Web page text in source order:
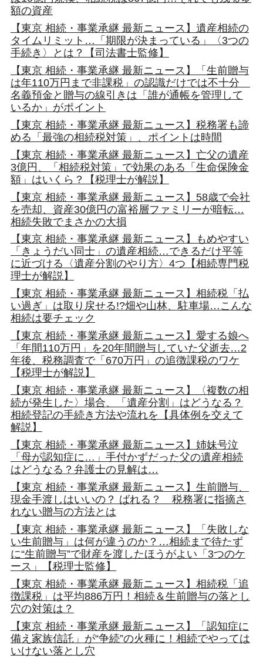
額の資産
【東京 相続・事業承継 最新ニュース】遺産相続の
タイムリミット…「期限が決まっている」〈3つの
手続き〉とは？【司法書士監修】
【東京 相続・事業承継 最新ニュース】「生前贈与
は年110万円まで非課税」の認識だけでは不十分
名義預金と贈与の線引きは「誰が通帳を管理して
いるか」がポイント
【東京 相続・事業承継 最新ニュース】税務署も諦
める「最強の相続税対策」、ポイントは時間
【東京 相続・事業承継 最新ニュース】亡父の遺産
3億円、「相続税対策」で効果のある「生命保険金
額」はいくら？【税理士が解説】
【東京 相続・事業承継 最新ニュース】58歳で会社
を売却、資産30億円の富裕層ファミリーが暗転…
相続失敗でまさかの大損
【東京 相続・事業承継 最新ニュース】もめやすい
「きょうだい同士」の遺産相続…できるだけ平等
に近づける〈遺産分割のやり方〉4つ【相続専門税
理士が解説】
【東京 相続・事業承継 最新ニュース】相続税「払
い過ぎ」は取り戻せる!?畑や山林、駐車場…こんな
相続は要チェック
【東京 相続・事業承継 最新ニュース】愛する娘へ
「年間110万円」を20年間贈与していた父逝去…2
年後、税務調査で「670万円」の追徴課税のワケ
【税理士が解説】
【東京 相続・事業承継 最新ニュース】〈複数の相
続が発生した〉場合、「遺産分割」はどうなる？
相続登記の手続き方法や流れを【具体例を交えて
解説】
【東京 相続・事業承継 最新ニュース】姉妹号泣
「母が認知症に…」手付かずだった父の遺産相続
はどうなる？弁護士の見解は…
【東京 相続・事業承継 最新ニュース】生前贈与、
現金手渡しはいいの？ ばれる？ 税務署に指摘さ
れない贈与の方法とは
【東京 相続・事業承継 最新ニュース】「失敗しな
い生前贈与」は何が違うのか？…相続まで待たず
に“生前贈与”で財産を渡したほうがよい「3つのケ
ース」【税理士監修】
【東京 相続・事業承継 最新ニュース】相続税「追
徴課税」は平均886万円！相続＆生前贈与の落とし
穴の対策は？
【東京 相続・事業承継 最新ニュース】「認知症に
備え家族信託」が“争続”の火種に！相続でやっては
いけない落とし穴